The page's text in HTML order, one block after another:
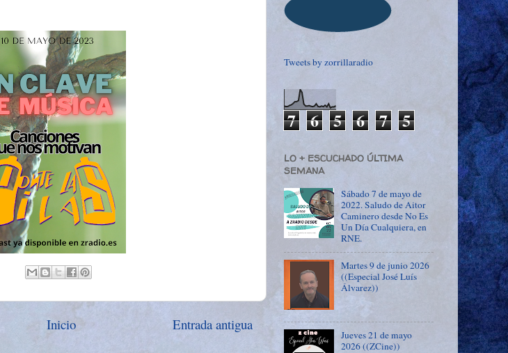
Entrada antigua
Inicio
Tweets by zorrillaradio
7 6 5 6 7 5
LO + ESCUCHADO ÚLTIMA
SEMANA
Sábado 7 de mayo de
2022. Saludo de Aitor
Caminero desde No Es
Un Día Cualquiera, en
RNE.
Martes 9 de junio 2026
((Especial José Luís
Álvarez))
Jueves 21 de mayo
2026 ((ZCine))